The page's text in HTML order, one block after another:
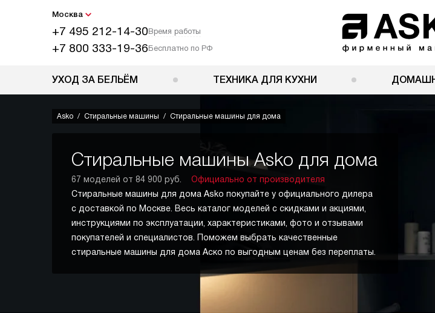
Москва
+7 495 212-14-30Время работы
+7 800 333-19-36Бесплатно по РФ
УХОД ЗА БЕЛЬЁМ ТЕХНИКА ДЛЯ КУХНИ
Asko Стиральные машины Стиральные машины для дома
Стиральные машины Asko для дома
67 моделей от 84 900 руб.
Официально от производителя
Стиральные машины для дома Asko покупайте у официального дилера
с доставкой по Москве. Весь каталог моделей с скидками и акциями,
инструкциями по эксплуатации, характеристиками, фото и отзывами
покупателей и специалистов. Поможем выбрать качественные
стиральные машины для дома Аско по выгодным ценам без переплаты.